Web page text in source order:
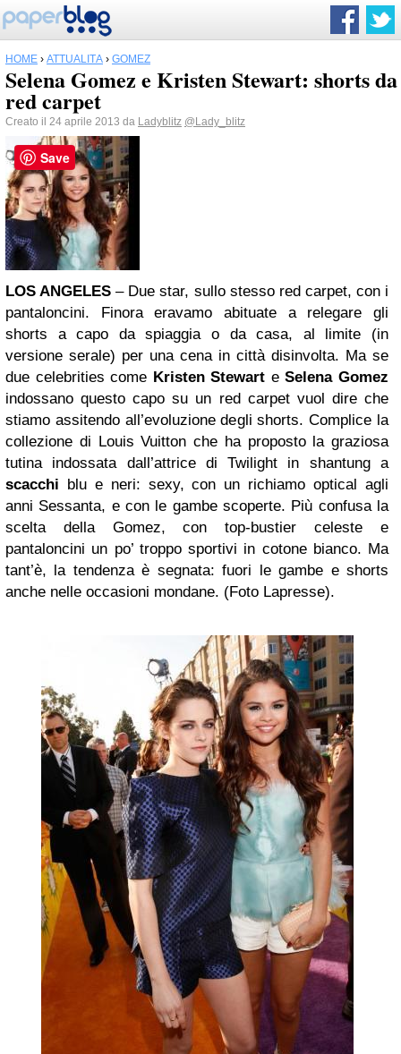
HOME › ATTUALITÀ › GOMEZ
Selena Gomez e Kristen Stewart: shorts da
red carpet
Creato il 24 aprile 2013 da Ladyblitz @Lady_blitz
LOS ANGELES – Due star, sullo stesso red carpet, con i
pantaloncini. Finora eravamo abituate a relegare gli
shorts a capo da spiaggia o da casa, al limite (in
versione serale) per una cena in città disinvolta. Ma se
due celebrities come Kristen Stewart eSelena Gomez
indossano questo capo su un red carpet vuol dire che
stiamo assitendo all’evoluzione degli shorts. Complice la
collezione di Louis Vuitton che ha proposto la graziosa
tutina indossata dall’attrice di Twilight in shantung a
scacchi blu e neri: sexy, con un richiamo optical agli
anni Sessanta, e con le gambe scoperte. Più confusa la
scelta della Gomez, con top-bustier celeste e
pantaloncini un po’ troppo sportivi in cotone bianco. Ma
tant’è, la tendenza è segnata: fuori le gambe e shorts
anche nelle occasioni mondane. (Foto Lapresse).
Save